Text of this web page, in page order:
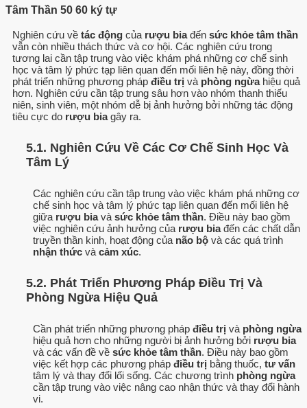
Tâm Thần 50 60 ký tự
Nghiên cứu về tác động của rượu biađến sức khỏe tâm thần
vẫn còn nhiều thách thức và cơ hội. Các nghiên cứu trong
tương lai cần tập trung vào việc khám phá những cơ chế sinh
học và tâm lý phức tạp liên quan đến mối liên hệ này, đồng thời
phát triển những phương pháp điều trị và phòng ngừahiệu quả
hơn. Nghiên cứu cần tập trung sâu hơn vào nhóm thanh thiếu
niên, sinh viên, một nhóm dễ bị ảnh hưởng bởi những tác động
tiêu cực do rượu biagây ra.
5.1. Nghiên Cứu Về Các Cơ Chế Sinh Học Và
Tâm Lý
Các nghiên cứu cần tập trung vào việc khám phá những cơ
chế sinh học và tâm lý phức tạp liên quan đến mối liên hệ
giữa rượu biavà sức khỏe tâm thần. Điều này bao gồm
việc nghiên cứu ảnh hưởng của rượu biađến các chất dẫn
truyền thần kinh, hoạt động của não bộ và các quá trình
nhận thức và cảm xúc.
5.2. Phát Triển Phương Pháp Điều Trị Và
Phòng Ngừa Hiệu Quả
Cần phát triển những phương pháp điều trị và phòng ngừa
hiệu quả hơn cho những người bị ảnh hưởng bởi rượu bia
và các vấn đề về sức khỏe tâm thần. Điều này bao gồm
việc kết hợp các phương pháp điều trị bằng thuốc, tư vấn
tâm lý và thay đổi lối sống. Các chương trình phòng ngừa
cần tập trung vào việc nâng cao nhận thức và thay đổi hành
vi.